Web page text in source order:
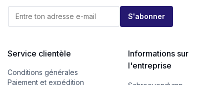
E
m
l
S'abonner
Service clientèle
Conditions générales
Paiement et expédition
Informations sur
l'entreprise